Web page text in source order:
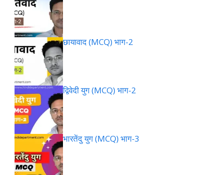
छायावाद (MCQ) भाग-2
द्विवेदी युग (MCQ) भाग-2
भारतेंदु युग (MCQ) भाग-3